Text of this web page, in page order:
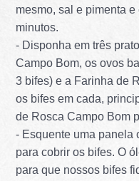
mesmo, sal e pimenta
minutos.
- Disponha em três
Campo Bom, os ovos
3 bifes) e a Farinha de
os bifes em cada,
de Rosca Campo Bom
- Esquente uma panela
para cobrir os bifes. O
para que nossos bifes